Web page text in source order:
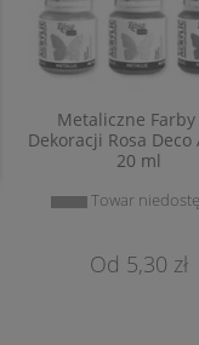
Metaliczne
Dekoracji Rosa Deco
20 ml
Towar
5,30 zł